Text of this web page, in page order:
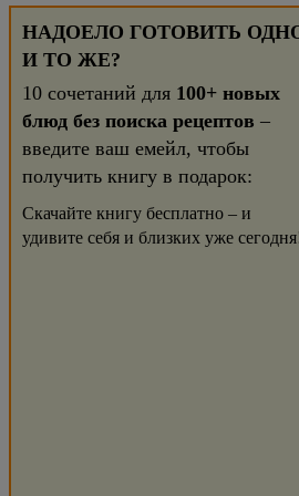
НАДОЕЛО ГОТОВИТЬ
И ТО ЖЕ?
10 сочетаний для 100+ новых
блюд без поиска рецептов –
введите ваш емейл, чтобы
получить книгу в подарок:
Скачайте книгу бесплатно – и
удивите себя и близких уже